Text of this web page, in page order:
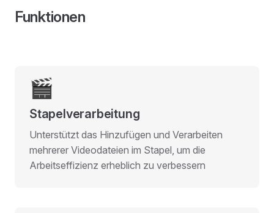
Funktionen
🎬
Stapelverarbeitung
Unterstützt das Hinzufügen und Verarbeiten
mehrerer Videodateien im Stapel, um die
Arbeitseffizienz erheblich zu verbessern